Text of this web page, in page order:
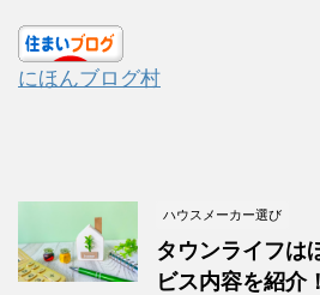
にほんブログ村
ハウスメーカー選び
タウンライフは
ビス内容を紹介！